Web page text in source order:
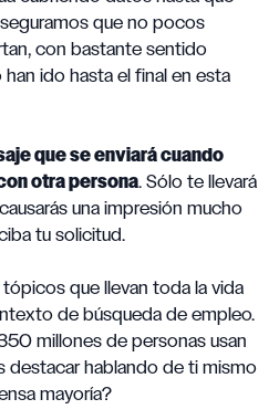
que no pocos
con bastante sentido
han ido hasta el final en esta
que se enviará cuando
otra persona. Sólo te llevará
una impresión mucho
tu solicitud.
tópicos que llevan toda la vida
de búsqueda de empleo.
millones de personas usan
destacar hablando de ti mismo
mayoría?